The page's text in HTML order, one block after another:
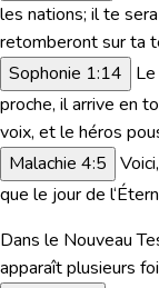
les nations; il te
retomberont sur ta
Sophonie 1:14
proche, il arrive en
voix, et le héros
Malachie 4:5
que le jour de
Dans le Nouveau
apparaît plusieurs